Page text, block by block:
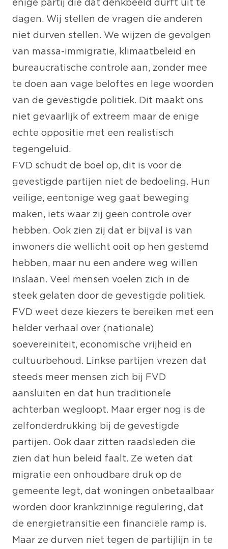
enige partij die dat denkbeeld durft uit te
dagen. Wij stellen de vragen die anderen
niet durven stellen. We wijzen de gevolgen
van massa-immigratie, klimaatbeleid en
bureaucratische controle aan, zonder mee
te doen aan vage beloftes en lege woorden
van de gevestigde politiek. Dit maakt ons
niet gevaarlijk of extreem maar de enige
echte oppositie met een realistisch
tegengeluid.
FVD schudt de boel op, dit is voor de
gevestigde partijen niet de bedoeling. Hun
veilige, eentonige weg gaat beweging
maken, iets waar zij geen controle over
hebben. Ook zien zij dat er bijval is van
inwoners die wellicht ooit op hen gestemd
hebben, maar nu een andere weg willen
inslaan. Veel mensen voelen zich in de
steek gelaten door de gevestigde politiek.
FVD weet deze kiezers te bereiken met een
helder verhaal over (nationale)
soevereiniteit, economische vrijheid en
cultuurbehoud. Linkse partijen vrezen dat
steeds meer mensen zich bij FVD
aansluiten en dat hun traditionele
achterban wegloopt. Maar erger nog is de
zelfonderdrukking bij de gevestigde
partijen. Ook daar zitten raadsleden die
zien dat hun beleid faalt. Ze weten dat
migratie een onhoudbare druk op de
gemeente legt, dat woningen onbetaalbaar
worden door krankzinnige regulering, dat
de energietransitie een financiële ramp is.
Maar ze durven niet tegen de partijlijn in te